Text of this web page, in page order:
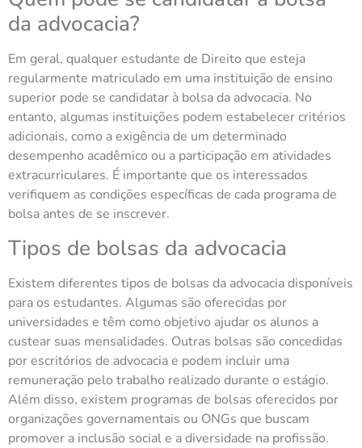
da advocacia?
Em geral, qualquer estudante de Direito que esteja
regularmente matriculado em uma instituição de ensino
superior pode se candidatar à bolsa da advocacia. No
entanto, algumas instituições podem estabelecer critérios
adicionais, como a exigência de um determinado
desempenho acadêmico ou a participação em atividades
extracurriculares. É importante que os interessados
verifiquem as condições específicas de cada programa de
bolsa antes de se inscrever.
Tipos de bolsas da advocacia
Existem diferentes tipos de bolsas da advocacia disponíveis
para os estudantes. Algumas são oferecidas por
universidades e têm como objetivo ajudar os alunos a
custear suas mensalidades. Outras bolsas são concedidas
por escritórios de advocacia e podem incluir uma
remuneração pelo trabalho realizado durante o estágio.
Além disso, existem programas de bolsas oferecidos por
organizações governamentais ou ONGs que buscam
promover a inclusão social e a diversidade na profissão.